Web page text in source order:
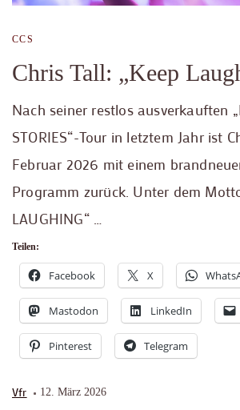
CCS
Chris Tall: „Keep
Nach seiner restlos ausverkauften
STORIES“-Tour in letztem Jahr ist
Februar 2026 mit einem
Programm zurück. Unter dem
LAUGHING“ …
Teilen:
Facebook X
Mastodon LinkedIn
Pinterest Telegram
Vfr 12. März 2026